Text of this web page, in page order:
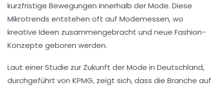
kurzfristige Bewegungen innerhalb der Mode. Diese
Mikrotrends entstehen oft auf Modemessen, wo
kreative Ideen zusammengebracht und neue Fashion-
Konzepte geboren werden.
Laut einerStudie zur Zukunft der Mode in Deutschland,
durchgeführt von KPMG, zeigt sich, dass die Branche auf